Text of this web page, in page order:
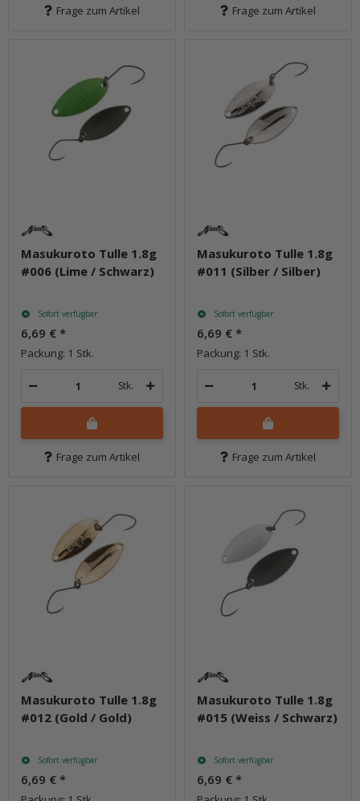
Frage zum Artikel Frage zum Artikel
Masukuroto Tulle 1.8g
#006 (Lime / Schwarz)
Sofort verfügbar
6,69 € *
Packung: 1 Stk.
Stk.
Frage zum Artikel
Masukuroto Tulle 1.8g
#011 (Silber / Silber)
Sofort verfügbar
6,69 € *
Packung: 1 Stk.
Stk.
Frage zum Artikel
Masukuroto Tulle 1.8g
#012 (Gold / Gold)
Sofort verfügbar
6,69 € *
Masukuroto Tulle 1.8g
#015 (Weiss / Schwarz)
Sofort verfügbar
6,69 € *